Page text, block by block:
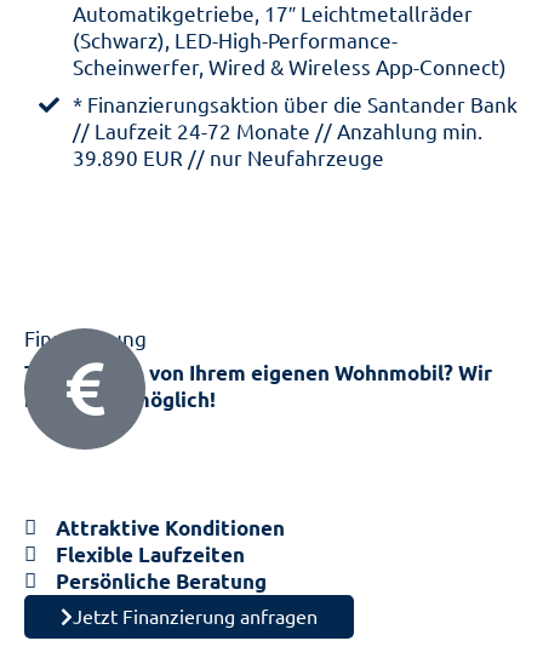
Automatikgetriebe, 17″ Leichtmetallräder
(Schwarz), LED-High-Performance-
Scheinwerfer, Wired & Wireless App-Connect)
* Finanzierungsaktion über die Santander Bank
// Laufzeit 24-72 Monate // Anzahlung min.
39.890 EUR // nur Neufahrzeuge
Finanzierung
Träumen Sie von Ihrem eigenen Wohnmobil? Wir
machen es möglich!
Nutzen Sie unsere flexiblen Finan­zie­rungs­lösungen
Attraktive Konditionen
Flexible Laufzeiten
Persönliche Beratung
Jetzt Finanzierung anfragen